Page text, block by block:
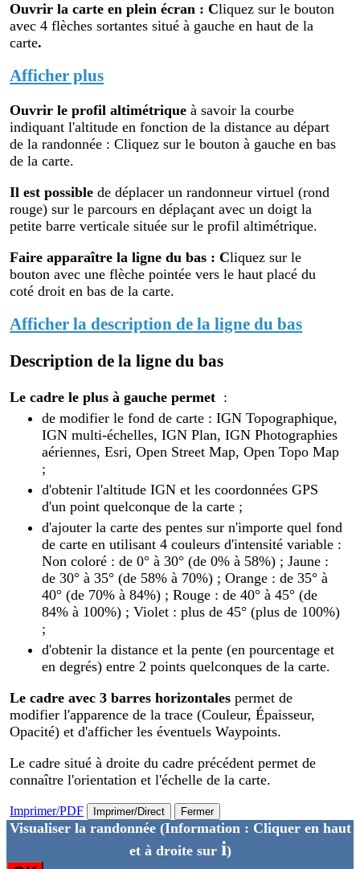
Ouvrir la carte en plein écran :Cliquez sur le bouton
avec 4 flèches sortantes situé à gauche en haut de la
carte.
Afficher plus
Ouvrir le profil altimétrique à savoir la courbe
indiquant l'altitude en fonction de la distance au départ
de la randonnée : Cliquez sur le bouton à gauche en bas
de la carte.
Il est possible de déplacer un randonneur virtuel (rond
rouge) sur le parcours en déplaçant avec un doigt la
petite barre verticale située sur le profil altimétrique.
Faire apparaître la ligne du bas : Cliquez sur le
bouton avec une flèche pointée vers le haut placé du
coté droit en bas de la carte.
Afficher la description de la ligne du bas
Description de la ligne du bas
Le cadre le plus à gauche permet :
de modifier le fond de carte : IGN Topographique,
IGN multi-échelles, IGN Plan, IGN Photographies
aériennes, Esri, Open Street Map, Open Topo Map
;
d'obtenir l'altitude IGN et les coordonnées GPS
d'un point quelconque de la carte ;
d'ajouter la carte des pentes sur n'importe quel fond
de carte en utilisant 4 couleurs d'intensité variable :
Non coloré : de 0° à 30° (de 0% à 58%) ; Jaune :
de 30° à 35° (de 58% à 70%) ; Orange : de 35° à
40° (de 70% à 84%) ; Rouge : de 40° à 45° (de
84% à 100%) ; Violet : plus de 45° (plus de 100%)
;
d'obtenir la distance et la pente (en pourcentage et
en degrés) entre 2 points quelconques de la carte.
Le cadre avec 3 barres horizontales permet de
modifier l'apparence de la trace (Couleur, Épaisseur,
Opacité) et d'afficher les éventuels Waypoints.
Le cadre situé à droite du cadre précédent permet de
connaître l'orientation et l'échelle de la carte.
Imprimer/PDF Imprimer/Direct Fermer
Visualiser la randonnée(Information : Cliquer en haut
et à droite sur i)